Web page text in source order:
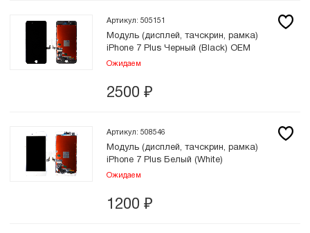
Артикул: 505151
Модуль (дисплей, тачскрин, рамка)
iPhone 7 Plus Черный (Black) OEM
Ожидаем
2500 ₽
Артикул: 508546
Модуль (дисплей, тачскрин, рамка)
iPhone 7 Plus Белый (White)
Ожидаем
1200 ₽